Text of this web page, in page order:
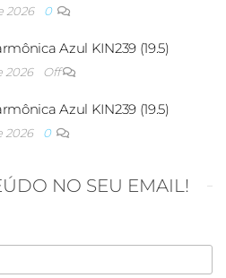
2026 0
Azul KIN239 (19.5)
2026 Off
Azul KIN239 (19.5)
2026 0
NO SEU EMAIL!